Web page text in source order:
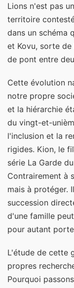
Lions n'est pas
territoire
dans un schéma
et Kovu, sorte
de pont entre
Cette évolution
notre propre
et la hiérarchie
du vingt-et-
l'inclusion et la
rigides. Kion, le
série La Garde
Contrairement à
mais à protéger.
succession
d'une famille
pour autant
L'étude de cette
propres
Pourquoi